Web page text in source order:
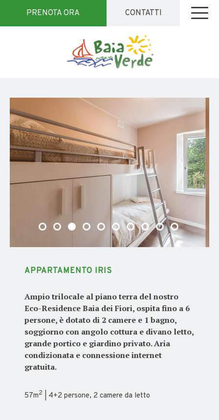
PRENOTA ORA CONTATTI
APPARTAMENTO IRIS
Ampio trilocale al piano terra del nostro
Eco-Residence Baia dei Fiori, ospita fino a 6
persone, è dotato di 2 camere e 1 bagno,
soggiorno con angolo cottura e divano letto,
grande portico e giardino privato. Aria
condizionata e connessione internet
gratuita.
57m2 | 4+2 persone, 2 camere da letto